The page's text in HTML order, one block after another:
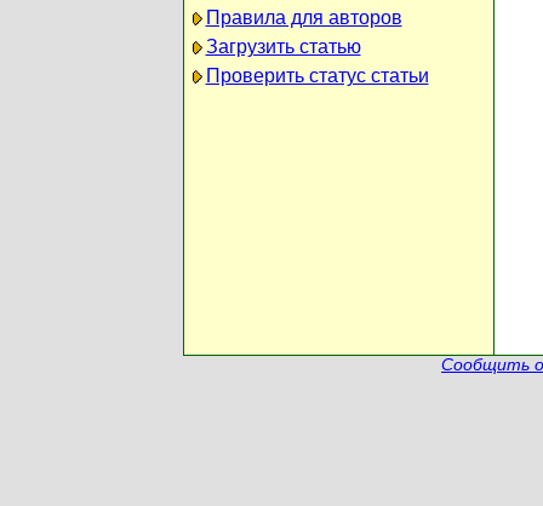
Правила для авторов
Загрузить статью
Проверить статус статьи
Сообщить о